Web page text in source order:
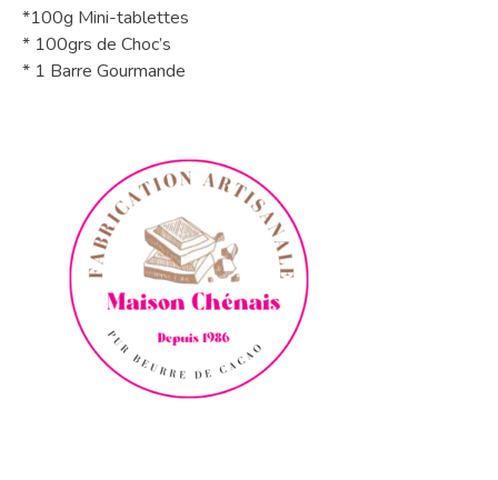
*100g Mini-tablettes
* 100grs de Choc’s
* 1 Barre Gourmande